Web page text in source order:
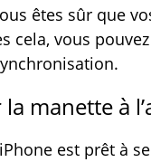
êtes sûr que
cela, vous
manette à
est prêt à